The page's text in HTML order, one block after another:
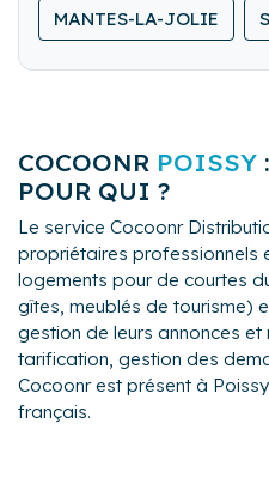
MANTES-LA-JOLIE
COCOONR POISSY
POUR QUI ?
Le service Cocoonr
propriétaires professionnels
logements pour de courtes
gîtes, meublés de tourisme)
gestion de leurs annonces
tarification, gestion des
Cocoonr est présent à
français.